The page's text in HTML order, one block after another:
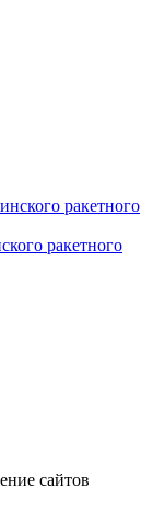
ракетного
сайтов